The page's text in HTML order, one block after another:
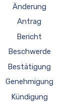
Änderung
Antrag
Bericht
Beschwerde
Bestätigung
Genehmigung
Kündigung